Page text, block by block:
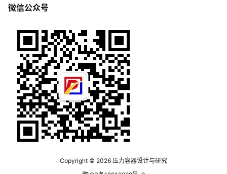
驶时安全阀被树枝等刮碰。2.对于高
微信公众号
Copyright © 2026 压力容器设计与研究